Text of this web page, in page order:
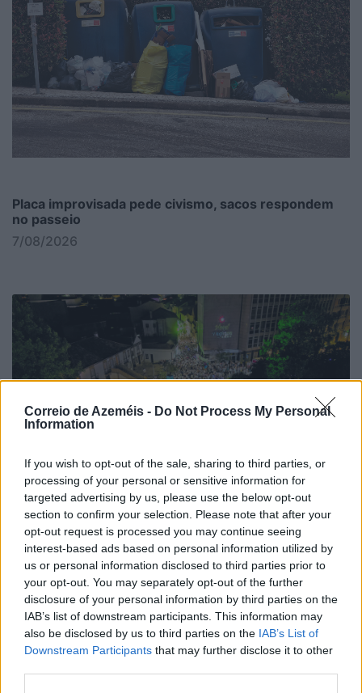
Correio de Azeméis - Do Not Process My Personal
Information
If you wish to opt-out of the sale, sharing to third parties, or
processing of your personal or sensitive information for
targeted advertising by us, please use the below opt-out
section to confirm your selection. Please note that after your
opt-out request is processed you may continue seeing
interest-based ads based on personal information utilized by
us or personal information disclosed to third parties prior to
your opt-out. You may separately opt-out of the further
disclosure of your personal information by third parties on the
IAB’s list of downstream participants. This information may
also be disclosed by us to third parties on the IAB’s List of
Downstream Participants that may further disclose it to other
Placa improvisada pede civismo, sacos respondem
no passeio
7/08/2026
Noite Branca já soma 44 mil euros
7/08/2026